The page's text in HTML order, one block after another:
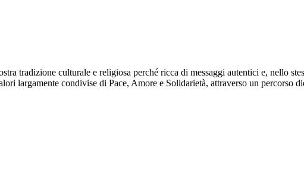
tradizione culturale e religiosa perché ricca di messaggi autentici e, nello
largamente condivise di Pace, Amore e Solidarietà, attraverso un